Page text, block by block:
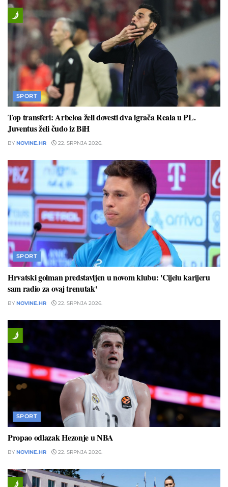
SPORT
Top transferi: Arbeloa želi dovesti dva igrača Reala u PL.
Juventus želi čudo iz BiH
BY NOVINE.HR 22. SRPNJA 2026.
SPORT
Hrvatski golman predstavljen u novom klubu: 'Cijelu karijeru
sam radio za ovaj trenutak'
BY NOVINE.HR 22. SRPNJA 2026.
SPORT
Propao odlazak Hezonje u NBA
BY NOVINE.HR 22. SRPNJA 2026.